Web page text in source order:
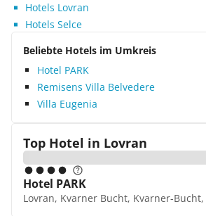
Hotels Lovran
Hotels Selce
Beliebte Hotels im Umkreis
Hotel PARK
Remisens Villa Belvedere
Villa Eugenia
Top Hotel in Lovran
Hotel PARK
Lovran, Kvarner Bucht, Kvarner-